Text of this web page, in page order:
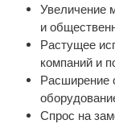
Увеличение
и
Растущее
компаний и
Расширение
Спрос на